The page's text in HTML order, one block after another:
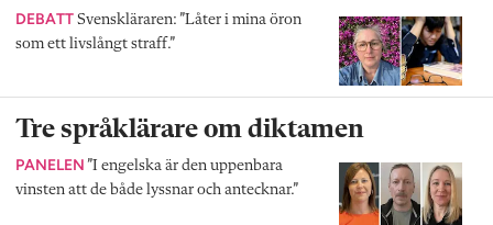
DEBATT Svenskläraren: ”Låter i mina öron
som ett livslångt straff.”
Tre språklärare om diktamen
PANELEN ”I engelska är den uppenbara
vinsten att de både lyssnar och antecknar.”